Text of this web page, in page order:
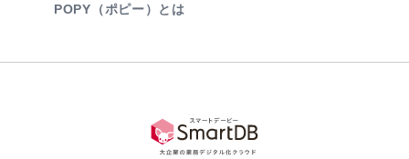
POPY（ポピー）とは